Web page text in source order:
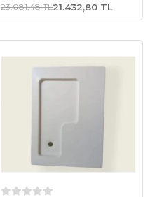
23.081,48 TL21.432,80 TL